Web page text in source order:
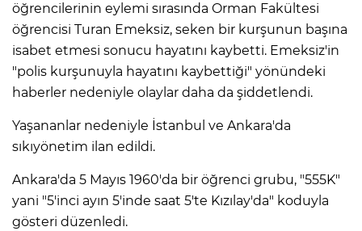
öğrencilerinin eylemi sırasında Orman Fakültesi
öğrencisi Turan Emeksiz, seken bir kurşunun başına
isabet etmesi sonucu hayatını kaybetti. Emeksiz'in
"polis kurşunuyla hayatını kaybettiği" yönündeki
haberler nedeniyle olaylar daha da şiddetlendi.
Yaşananlar nedeniyle İstanbul ve Ankara'da
sıkıyönetim ilan edildi.
Ankara'da 5 Mayıs 1960'da bir öğrenci grubu, "555K"
yani "5'inci ayın 5'inde saat 5'te Kızılay'da" koduyla
gösteri düzenledi.